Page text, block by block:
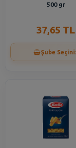
500 gr
37,65 TL
Şube